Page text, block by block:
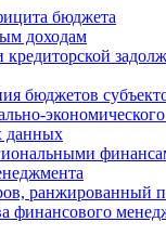
бюджета
доходам
бюджетов
экономического
данных
ранжированный
финансового